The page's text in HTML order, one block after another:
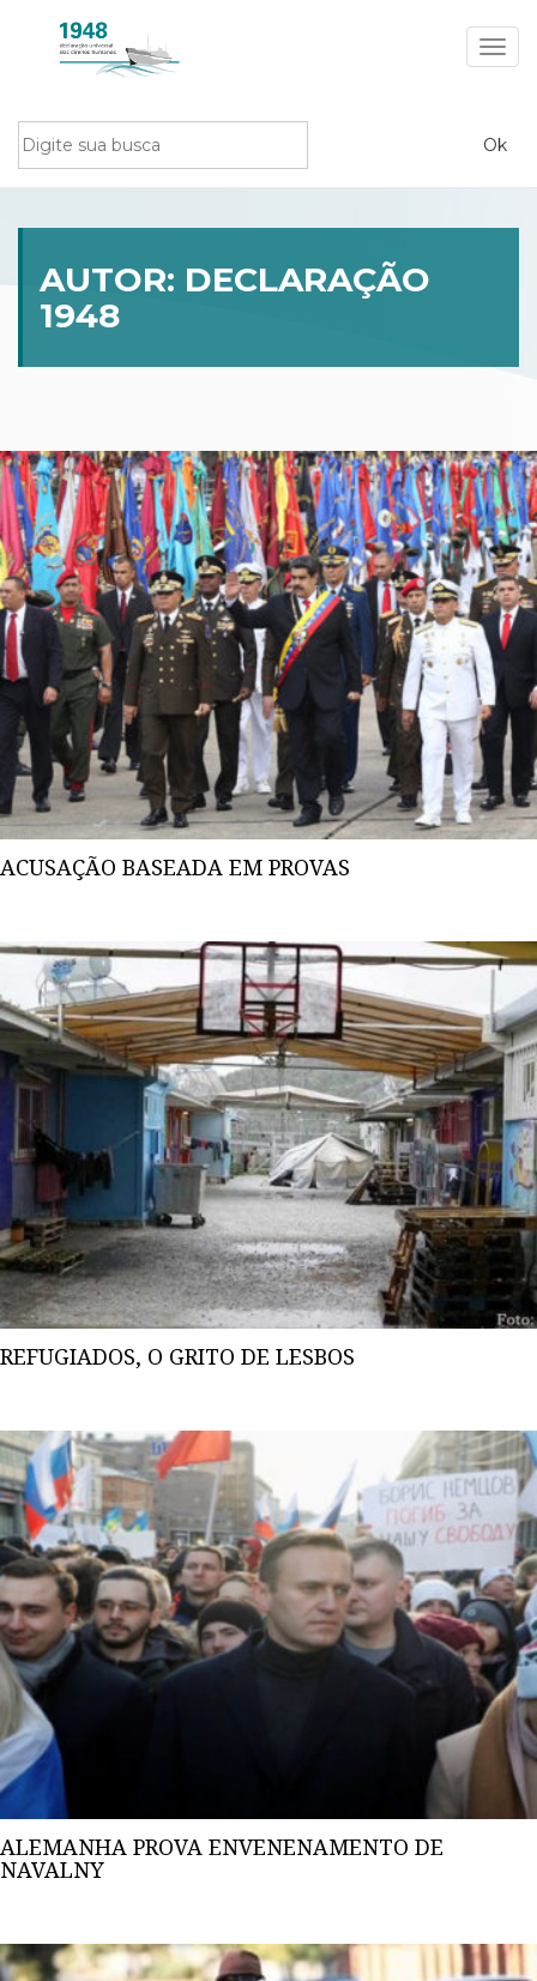
AUTOR: DECLARAÇÃO
1948
ACUSAÇÃO BASEADA EM PROVAS
REFUGIADOS, O GRITO DE LESBOS
ALEMANHA PROVA ENVENENAMENTO DE
NAVALNY